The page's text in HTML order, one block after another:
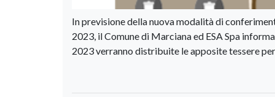
In previsione della nuova modalità di
2023, il Comune di Marciana ed ESA Spa
2023 verranno distribuite le apposite tessere